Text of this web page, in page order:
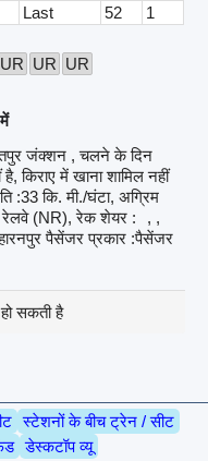
Last 52
1
UR UR UR
जंक्शन , चलने के दिन
किराए में खाना शामिल नहीं
:33 कि. मी./घंटा, अग्रिम
रेलवे (NR), रेक शेयर :
, ,
पैसेंजर प्रकार :पैसेंजर
सकती है
स्टेशनों के बीच ट्रेन / सीट
डेस्कटॉप व्यू